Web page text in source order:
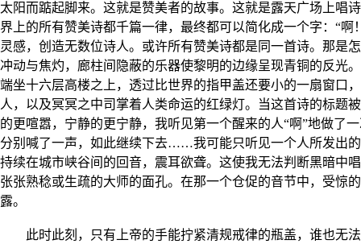
太阳而踮起脚来。这就是赞美者的故事。这就是露天广场上唱
界上的所有赞美诗都千篇一律，最终都可以简化成一个字：“啊
灵感，创造无数位诗人。或许所有赞美诗都是同一首诗。那是
冲动与焦灼，廊柱间隐蔽的乐器使黎明的边缘呈现青铜的反光
端坐十六层高楼之上，透过比世界的指甲盖还要小的一扇窗口
人，以及冥冥之中司掌着人类命运的红绿灯。当这首诗的标题
的更喧嚣，宁静的更宁静，我听见第一个醒来的人“啊”地做了
分别喊了一声，如此继续下去……我可能只听见一个人所发出
持续在城市峡谷间的回音，震耳欲聋。这使我无法判断黑暗中
张张熟稔或生疏的大师的面孔。在那一个仓促的音节中，受惊
露。
此时此刻，只有上帝的手能拧紧清规戒律的瓶盖，谁也无